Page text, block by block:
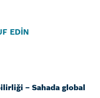
EDİN
– Sahada global